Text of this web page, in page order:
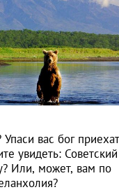
вас бог
увидеть: Советский
Или, может, вам по